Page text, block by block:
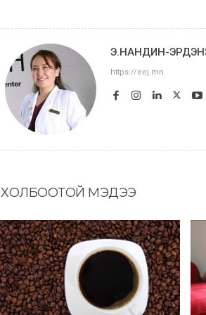
Э.НАНДИН-
https://eej.mn
ХОЛБООТОЙ МЭДЭЭ